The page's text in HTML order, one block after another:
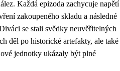
Každá epizoda zachycuje napětí
zakoupeného skladu a následné
se stali svědky neuvěřitelných
děl po historické artefakty, ale také
jednotky ukázaly být plné